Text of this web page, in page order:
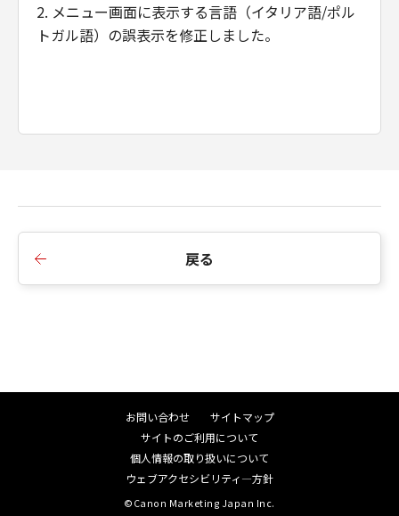
(Sept 1995).
Consistent with 48 C.F.R. 12.212 and 48
only those rights set forth herein.
146-8501, Japan.
本条項中で使用される"the Software"と
は、「本契約」中で定義される「許諾ソフ
するものとします。
「本契約」の変更
キヤノンは、お客様に通知することなく、
必要に応じて「本契約」を随時変更する権
2. メニュー画面に表示する言語（イタリア語/ポル
トガル語）の誤表示を修正しました。
戻る
お問い合わせ
サイトマップ
サイトのご利用について
個人情報の取り扱いについて
ウェブアクセシビリティ―方針
©Canon Marketing Japan Inc.